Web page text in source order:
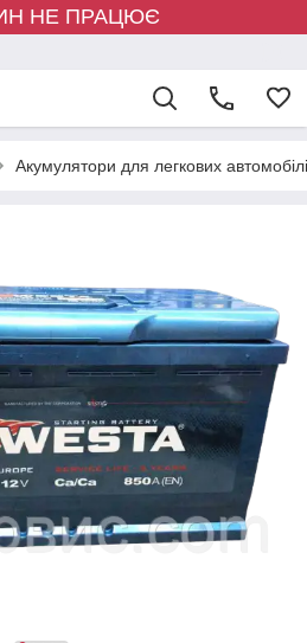
НЕ ПРАЦЮЄ
Акумулятори для легкових